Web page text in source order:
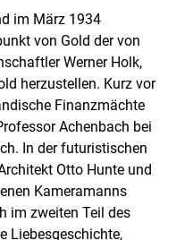
im März 1934
von Gold der von
Werner Holk,
herzustellen. Kurz vor
Finanzmächte
Achenbach bei
In der futuristischen
Otto Hunte und
Kameramanns
im zweiten Teil des
Liebesgeschichte,